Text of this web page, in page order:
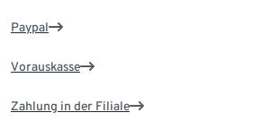
Paypal
Vorauskasse
Zahlung in der Filiale